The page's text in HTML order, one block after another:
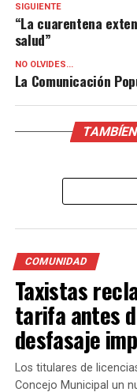
SIGUIENTE
“La cuarentena
salud”
NO OLVIDES...
La Comunicación
COMUNIDAD
Taxistas
tarifa antes
desfasaje
Los titulares de
Concejo Municipal un